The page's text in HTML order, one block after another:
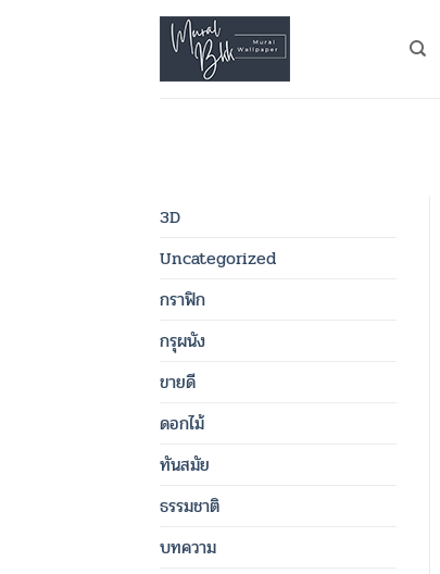
3D
Uncategorized
กราฟิก
กรุผนัง
ขายดี
ดอกไม้
ทันสมัย
ธรรมชาติ
บทความ